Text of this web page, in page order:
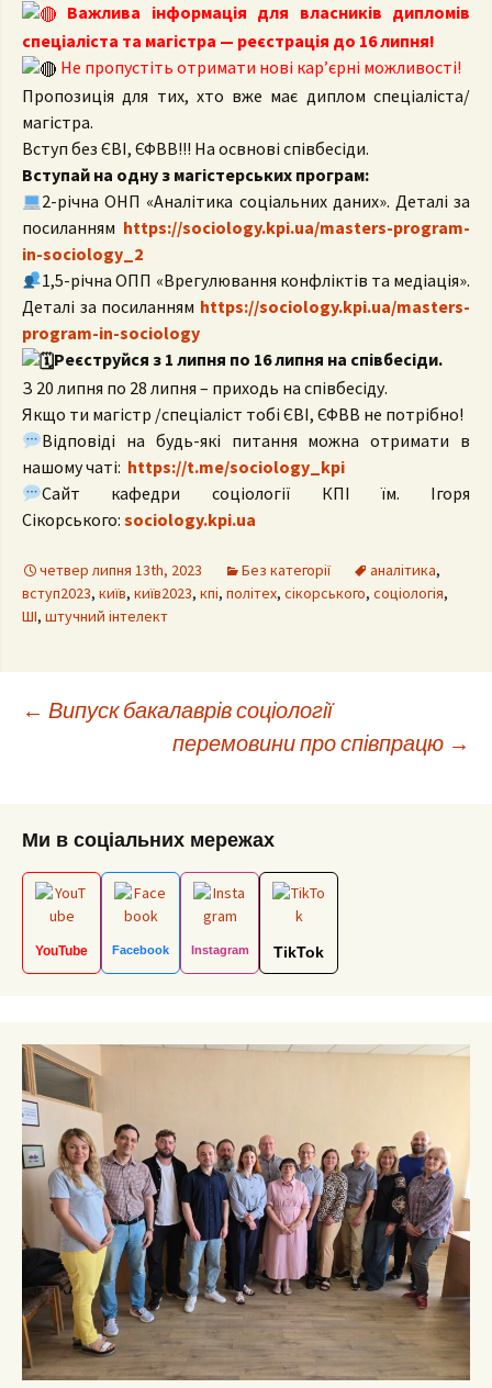
Важлива інформація для власників дипломів
спеціаліста та магістра — реєстрація до 16 липня!
Не пропустіть отримати нові кар’єрні можливості!
Пропозиція для тих, хто вже має диплом спеціаліста/
магістра.
Вступ без ЄВІ, ЄФВВ!!! На освнові співбесіди.
Вступай на одну з магістерських програм:
2-річна ОНП «Аналітика соціальних даних». Деталі за
посиланням https://sociology.kpi.ua/masters-program-
in-sociology_2
1,5-річна ОПП «Врегулювання конфліктів та медіація».
Деталі за посиланням https://sociology.kpi.ua/masters-
program-in-sociology
Реєструйся з 1 липня по 16 липня на співбесіди.
З 20 липня по 28 липня – приходь на співбесіду.
Якщо ти магістр /спеціаліст тобі ЄВІ, ЄФВВ не потрібно!
Відповіді на будь-які питання можна отримати в
нашому чаті: https://t.me/sociology_kpi
Сайт кафедри соціології КПІ їм. Ігоря
Сікорського: sociology.kpi.ua
четвер липня 13th, 2023 Без категорії аналітика,
вступ2023, київ, київ2023, кпі, політех, сікорського, соціологія,
ШІ, штучний інтелект
Post
← Випуск бакалаврів соціології
перемовини про співпрацю →
Ми в соціальних мережах
YouTube Facebook Instagram TikTok